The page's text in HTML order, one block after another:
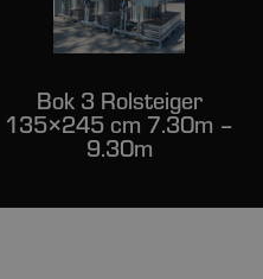
Bok 3 Rolsteiger
135×245 cm 7.30m –
9.30m